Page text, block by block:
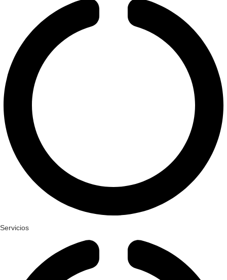
Servicios